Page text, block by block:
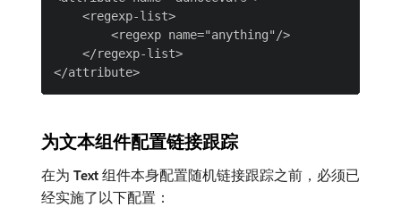
    <regexp-list>
        <regexp name="anything"/>
    </regexp-list>
为文本组件配置链接跟踪
在为​ Text ​组件本身配置随机链接跟踪之前，必须已
经实施了以下配置：